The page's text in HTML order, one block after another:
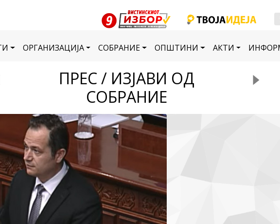
ОРГАНИЗАЦИЈА СОБРАНИЕ ОПШТИНИ АКТИ
ПРЕС / ИЗЈАВИ ОД
СОБРАНИЕ